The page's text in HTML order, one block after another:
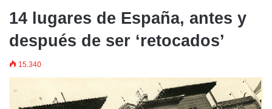
14 lugares de España, antes y
después de ser ‘retocados’
15.340